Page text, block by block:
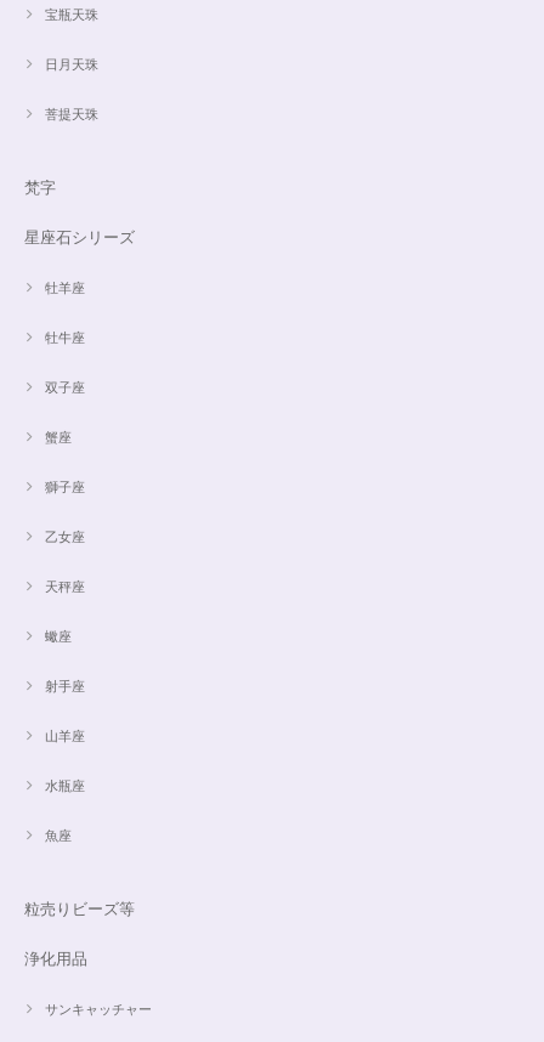
宝瓶天珠
日月天珠
菩提天珠
梵字
星座石シリーズ
牡羊座
牡牛座
双子座
蟹座
獅子座
乙女座
天秤座
蠍座
射手座
山羊座
水瓶座
魚座
粒売りビーズ等
浄化用品
サンキャッチャー